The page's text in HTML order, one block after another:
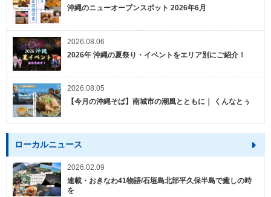
沖縄のニューオープンスポット 2026年6月
2026.08.06
2026年 沖縄の夏祭り・イベントをエリア別にご紹介！
2026.08.05
【今月の沖縄そば】南城市の潮風とともに｜ くんなとぅ
ローカルニュース
2026.02.09
連載・おきなわ41物語/石垣島北部平久保半島で癒しの時
を